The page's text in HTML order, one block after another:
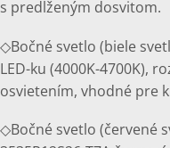
s predĺženým dosvitom.
◇Bočné svetlo (biele
LED-ku (4000K-4700K),
osvietením, vhodné pre
◇Bočné svetlo (červené